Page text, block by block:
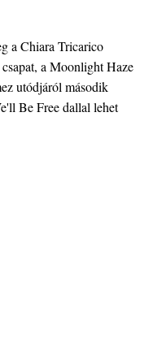
a Chiara Tricarico
a Moonlight Haze
utódjáról második
Be Free dallal lehet